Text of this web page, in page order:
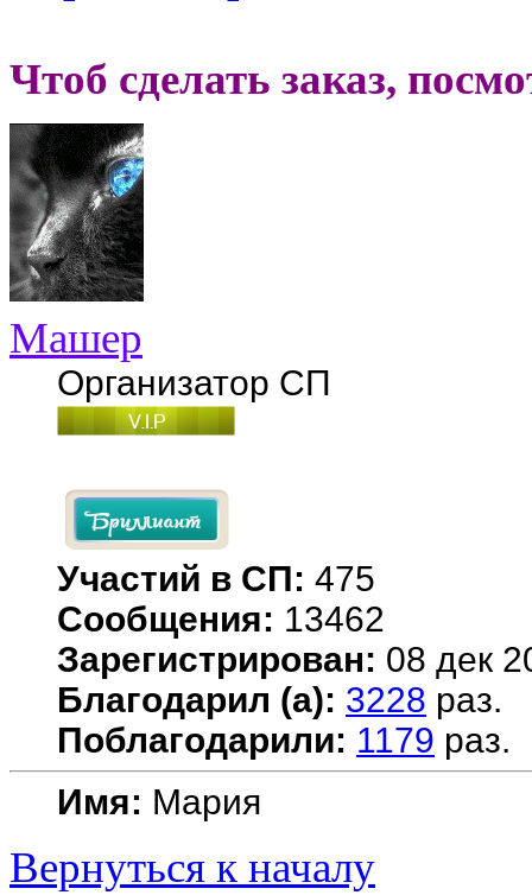
Чтоб сделать заказ,
Машер
Организатор СП
Участий в СП: 475
Сообщения: 13462
Зарегистрирован: 08 дек
Благодарил (а): 3228 раз.
Поблагодарили: 1179 раз.
Имя: Мария
Вернуться к началу